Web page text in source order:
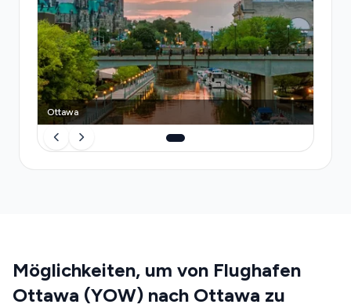
erfordert aber 30–45 Minuten und ist mit
schwerem Gepäck unbequem. Eine Transfeero-
Buchung spart Ihnen Zeit, Stress und garantiert
einen zuverlässigen, professionellen Service vom
Moment Ihrer Landung an.
Ottawa
Möglichkeiten, um von Flughafen
Ottawa (YOW) nach Ottawa zu